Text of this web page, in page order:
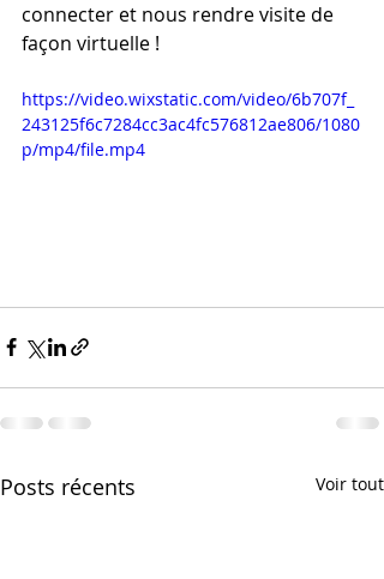
connecter et nous rendre visite de
façon virtuelle !
https://video.wixstatic.com/video/6b707f_
243125f6c7284cc3ac4fc576812ae806/1080
p/mp4/file.mp4
Posts récents Voir tout